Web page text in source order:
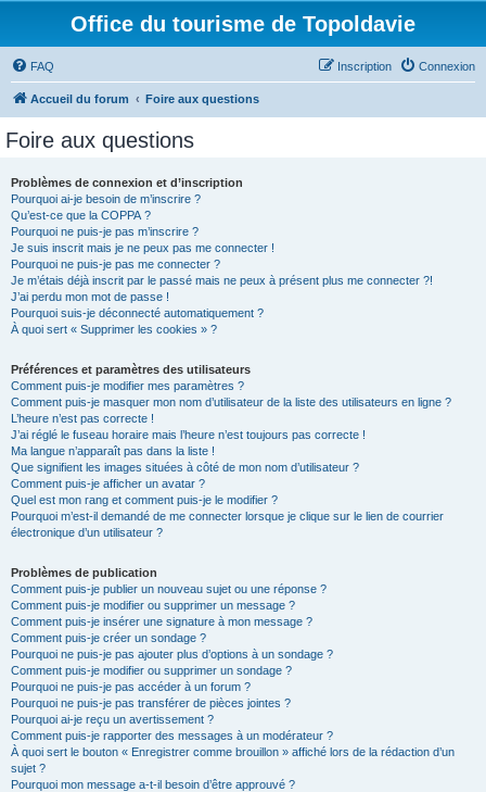
Office du tourisme de Topoldavie
FAQ Connexion
Inscription
Accueil du forum Foire aux questions
Foire aux questions
Problèmes de connexion et d’inscription
Pourquoi ai-je besoin de m’inscrire ?
Qu’est-ce que la COPPA ?
Pourquoi ne puis-je pas m’inscrire ?
Je suis inscrit mais je ne peux pas me connecter !
Pourquoi ne puis-je pas me connecter ?
Je m’étais déjà inscrit par le passé mais ne peux à présent plus me connecter ?!
J’ai perdu mon mot de passe !
Pourquoi suis-je déconnecté automatiquement ?
À quoi sert « Supprimer les cookies » ?
Préférences et paramètres des utilisateurs
Comment puis-je modifier mes paramètres ?
Comment puis-je masquer mon nom d’utilisateur de la liste des utilisateurs en ligne ?
L’heure n’est pas correcte !
J’ai réglé le fuseau horaire mais l’heure n’est toujours pas correcte !
Ma langue n’apparaît pas dans la liste !
Que signifient les images situées à côté de mon nom d’utilisateur ?
Comment puis-je afficher un avatar ?
Quel est mon rang et comment puis-je le modifier ?
Pourquoi m’est-il demandé de me connecter lorsque je clique sur le lien de courrier
électronique d’un utilisateur ?
Problèmes de publication
Comment puis-je publier un nouveau sujet ou une réponse ?
Comment puis-je modifier ou supprimer un message ?
Comment puis-je insérer une signature à mon message ?
Comment puis-je créer un sondage ?
Pourquoi ne puis-je pas ajouter plus d’options à un sondage ?
Comment puis-je modifier ou supprimer un sondage ?
Pourquoi ne puis-je pas accéder à un forum ?
Pourquoi ne puis-je pas transférer de pièces jointes ?
Pourquoi ai-je reçu un avertissement ?
Comment puis-je rapporter des messages à un modérateur ?
À quoi sert le bouton « Enregistrer comme brouillon » affiché lors de la rédaction d’un
sujet ?
Pourquoi mon message a-t-il besoin d’être approuvé ?